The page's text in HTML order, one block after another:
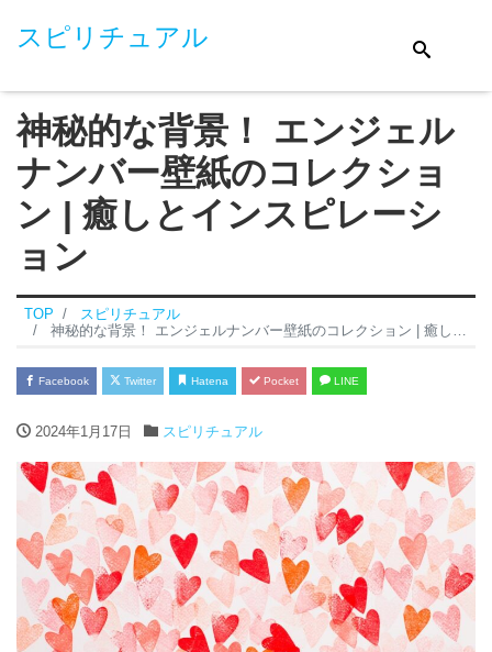
スピリチュアル
神秘的な背景！ エンジェル
ナンバー壁紙のコレクショ
ン | 癒しとインスピレーシ
ョン
TOP
スピリチュアル
神秘的な背景！ エンジェルナンバー壁紙のコレクション | 癒しとインスピレーション
Facebook Twitter Hatena Pocket LINE
2024年1月17日 スピリチュアル